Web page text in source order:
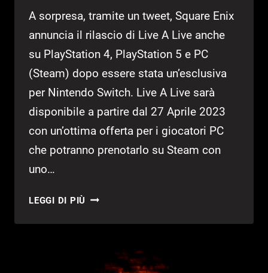
A sorpresa, tramite un tweet, Square Enix
annuncia il rilascio di Live A Live anche
su PlayStation 4, PlayStation 5 e PC
(Steam) dopo essere stata un’esclusiva
per Nintendo Switch. Live A Live sarà
disponibile a partire dal 27 Aprile 2023
con un’ottima offerta per i giocatori PC
che potranno prenotarlo su Steam con
uno…
LEGGI DI PIÙ LIVE
LIVE:
ARRIVO